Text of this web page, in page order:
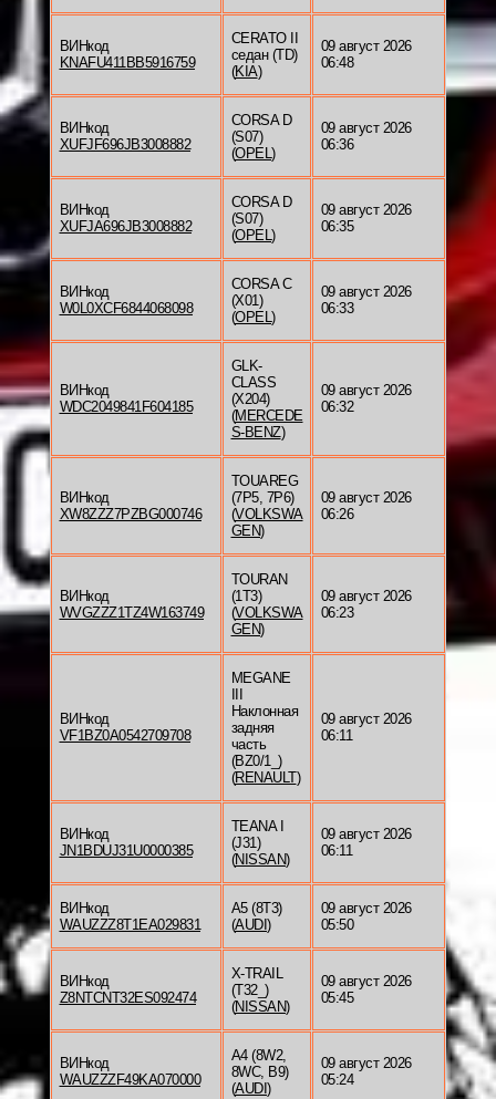
ВИНкод
KNAFU411BB5916759
CERATO II
седан (TD)
(KIA)
09 август 2026
06:48
ВИНкод
XUFJF696JB3008882
CORSA D
(S07)
(OPEL)
09 август 2026
06:36
ВИНкод
XUFJA696JB3008882
CORSA D
(S07)
(OPEL)
09 август 2026
06:35
ВИНкод
W0L0XCF6844068098
CORSA C
(X01)
(OPEL)
09 август 2026
06:33
ВИНкод
WDC2049841F604185
GLK-
CLASS
(X204)
(MERCEDE
S-BENZ)
09 август 2026
06:32
ВИНкод
XW8ZZZ7PZBG000746
TOUAREG
(7P5, 7P6)
(VOLKSWA
GEN)
09 август 2026
06:26
ВИНкод
WVGZZZ1TZ4W163749
TOURAN
(1T3)
(VOLKSWA
GEN)
09 август 2026
06:23
ВИНкод
VF1BZ0A0542709708
MEGANE
Наклонная
задняя
часть
(BZ0/1_)
(RENAULT)
09 август 2026
06:11
ВИНкод
JN1BDUJ31U0000385
TEANA I
(J31)
(NISSAN)
09 август 2026
06:11
ВИНкод
WAUZZZ8T1EA029831
A5 (8T3)
(AUDI )
09 август 2026
05:50
ВИНкод
Z8NTCNT32ES092474
X-TRAIL
(T32_)
(NISSAN)
09 август 2026
05:45
ВИНкод
WAUZZZF49KA070000
A4 (8W2,
8WC, B9)
(AUDI )
09 август 2026
05:24